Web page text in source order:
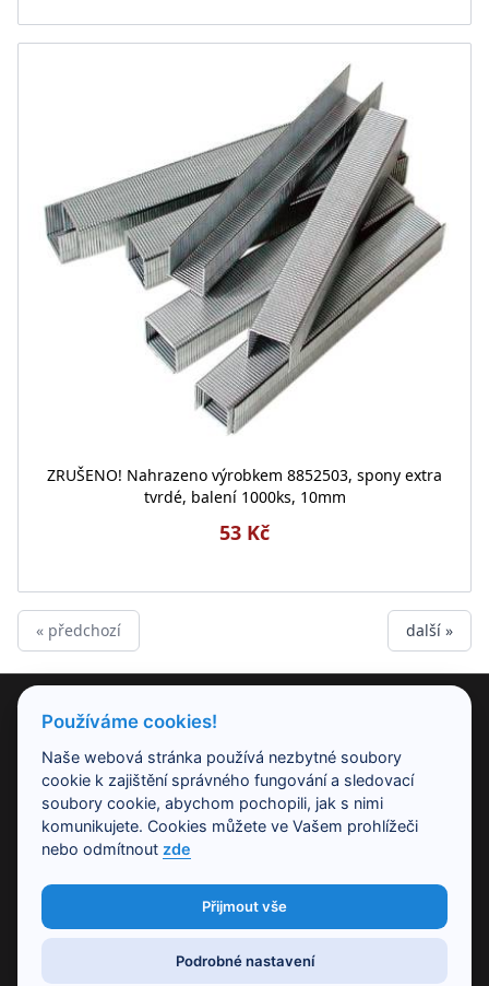
ZRUŠENO! Nahrazeno výrobkem 8852503, spony extra
tvrdé, balení 1000ks, 10mm
53 Kč
« předchozí další »
PRODUKTY
NAŠE SPOLEČNOST
PRACOVNÍ DOBA
Copyright © 2020 | Studio82
Používáme cookies!
Naše webová stránka používá nezbytné soubory
cookie k zajištění správného fungování a sledovací
soubory cookie, abychom pochopili, jak s nimi
komunikujete. Cookies můžete ve Vašem prohlížeči
nebo odmítnout zde
Přijmout vše
Podrobné nastavení